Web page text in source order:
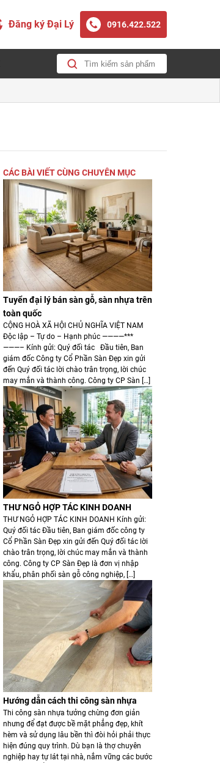
Đăng ký Đại Lý 0916.422.522
CÁC BÀI VIẾT CÙNG CHUYÊN MỤC
Tuyển đại lý bán sàn gỗ, sàn nhựa trên
toàn quốc
CỘNG HOÀ XÃ HỘI CHỦ NGHĨA VIỆT NAM
Độc lập – Tự do – Hạnh phúc ————***
———– Kính gửi: Quý đối tác Đầu tiên, Ban
giám đốc Công ty Cổ Phần Sàn Đẹp xin gửi
đến Quý đối tác lời chào trân trọng, lời chúc
may mắn và thành công. Công ty CP Sàn […]
THƯ NGỎ HỢP TÁC KINH DOANH
THƯ NGỎ HỢP TÁC KINH DOANH Kính gửi:
Quý đối tác Đầu tiên, Ban giám đốc công ty
Cổ Phần Sàn Đẹp xin gửi đến Quý đối tác lời
chào trân trọng, lời chúc may mắn và thành
công. Công ty CP Sàn Đẹp là đơn vị nhập
khẩu, phân phối sàn gỗ công nghiệp, […]
Hướng dẫn cách thi công sàn nhựa
Thi công sàn nhựa tưởng chừng đơn giản
nhưng để đạt được bề mặt phẳng đẹp, khít
hèm và sử dụng lâu bền thì đòi hỏi phải thực
hiện đúng quy trình. Dù bạn là thợ chuyên
nghiệp hay tự lát tại nhà, nắm vững các bước